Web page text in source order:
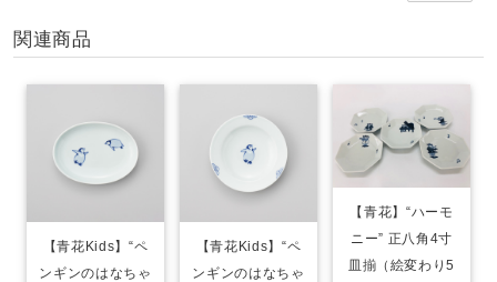
関連商品
【青花Kids】“ペ
ンギンのはなちゃ
【青花Kids】“ペ
ンギンのはなちゃ
【青花】“ハーモ
ニー” 正八角4寸
皿揃（絵変わり5